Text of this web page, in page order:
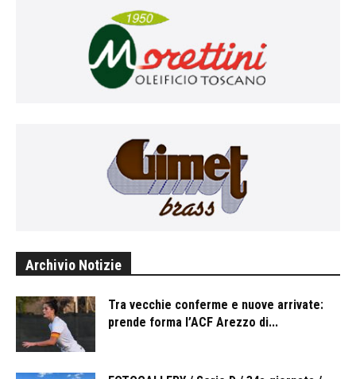
Archivio Notizie
Tra vecchie conferme e nuove arrivate:
prende forma l’ACF Arezzo di...